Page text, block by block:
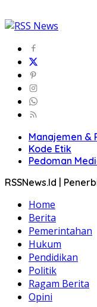
Manajemen &
Kode Etik
Pedoman
RSSNews.Id |
Home
Berita
Pemerintahan
Hukum
Pendidikan
Politik
Ragam Berita
Opini